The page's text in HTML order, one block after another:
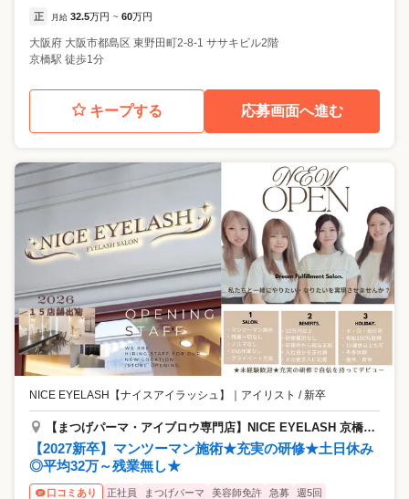
正 月給 32.5万円 ~ 60万円
大阪府 大阪市都島区 東野田町2-8-1 ササキビル2階
京橋駅 徒歩1分
キープする 応募画面へ進む
NICE EYELASH【ナイスアイラッシュ】 アイリスト / 新卒
【まつげパーマ・アイブロウ専門店】NICE EYELASH 京橋駅前店
【2027新卒】マンツーマン施術★充実の研修★土日休み
◎平均32万～残業無し★
口コミあり 正社員 まつげパーマ 美容師免許 急募
週5回